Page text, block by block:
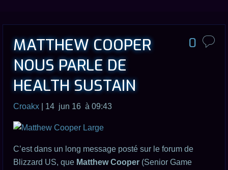
MATTHEW COOPER
NOUS PARLE DE
HEALTH SUSTAIN
0
Croakx | 14 jun 16 à 09:43
C’est dans un long message posté sur le forum de
Blizzard US, que Matthew Cooper (Senior Game